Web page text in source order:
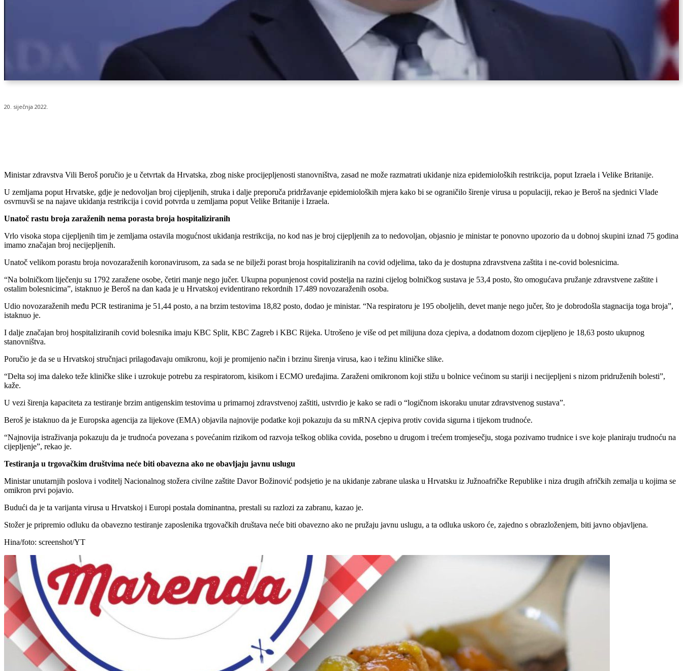
20. siječnja 2022.
Ministar zdravstva Vili Beroš poručio je u četvrtak da Hrvatska, zbog niske procijepljenosti stanovništva, zasad ne može razmatrati ukidanje niza epidemioloških restrikcija, poput Izraela i Velike Britanije.
U zemljama poput Hrvatske, gdje je nedovoljan broj cijepljenih, struka i dalje preporuča pridržavanje epidemioloških mjera kako bi se ograničilo širenje virusa u populaciji, rekao je Beroš na sjednici Vlade
osvrnuvši se na najave ukidanja restrikcija i covid potvrda u zemljama poput Velike Britanije i Izraela.
Unatoč rastu broja zaraženih nema porasta broja hospitaliziranih
Vrlo visoka stopa cijepljenih tim je zemljama ostavila mogućnost ukidanja restrikcija, no kod nas je broj cijepljenih za to nedovoljan, objasnio je ministar te ponovno upozorio da u dobnoj skupini iznad 75 godina
imamo značajan broj necijepljenih.
Unatoč velikom porastu broja novozaraženih koronavirusom, za sada se ne bilježi porast broja hospitaliziranih na covid odjelima, tako da je dostupna zdravstvena zaštita i ne-covid bolesnicima.
“Na bolničkom liječenju su 1792 zaražene osobe, četiri manje nego jučer. Ukupna popunjenost covid postelja na razini cijelog bolničkog sustava je 53,4 posto, što omogućava pružanje zdravstvene zaštite i
ostalim bolesnicima”, istaknuo je Beroš na dan kada je u Hrvatskoj evidentirano rekordnih 17.489 novozaraženih osoba.
Udio novozaraženih među PCR testiranima je 51,44 posto, a na brzim testovima 18,82 posto, dodao je ministar. “Na respiratoru je 195 oboljelih, devet manje nego jučer, što je dobrodošla stagnacija toga broja”,
istaknuo je.
I dalje značajan broj hospitaliziranih covid bolesnika imaju KBC Split, KBC Zagreb i KBC Rijeka. Utrošeno je više od pet milijuna doza cjepiva, a dodatnom dozom cijepljeno je 18,63 posto ukupnog
stanovništva.
Poručio je da se u Hrvatskoj stručnjaci prilagođavaju omikronu, koji je promijenio način i brzinu širenja virusa, kao i težinu kliničke slike.
“Delta soj ima daleko teže kliničke slike i uzrokuje potrebu za respiratorom, kisikom i ECMO uređajima. Zaraženi omikronom koji stižu u bolnice većinom su stariji i necijepljeni s nizom pridruženih bolesti”,
kaže.
U vezi širenja kapaciteta za testiranje brzim antigenskim testovima u primarnoj zdravstvenoj zaštiti, ustvrdio je kako se radi o “logičnom iskoraku unutar zdravstvenog sustava”.
Beroš je istaknuo da je Europska agencija za lijekove (EMA) objavila najnovije podatke koji pokazuju da su mRNA cjepiva protiv covida sigurna i tijekom trudnoće.
“Najnovija istraživanja pokazuju da je trudnoća povezana s povećanim rizikom od razvoja teškog oblika covida, posebno u drugom i trećem tromjesečju, stoga pozivamo trudnice i sve koje planiraju trudnoću na
cijepljenje”, rekao je.
Testiranja u trgovačkim društvima neće biti obavezna ako ne obavljaju javnu uslugu
Ministar unutarnjih poslova i voditelj Nacionalnog stožera civilne zaštite Davor Božinović podsjetio je na ukidanje zabrane ulaska u Hrvatsku iz Južnoafričke Republike i niza drugih afričkih zemalja u kojima se
omikron prvi pojavio.
Budući da je ta varijanta virusa u Hrvatskoj i Europi postala dominantna, prestali su razlozi za zabranu, kazao je.
Stožer je pripremio odluku da obavezno testiranje zaposlenika trgovačkih društava neće biti obavezno ako ne pružaju javnu uslugu, a ta odluka uskoro će, zajedno s obrazloženjem, biti javno objavljena.
Hina/foto: screenshot/YT